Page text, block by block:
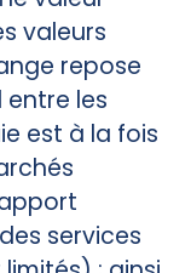
valeurs
repose
les
est à la fois
services